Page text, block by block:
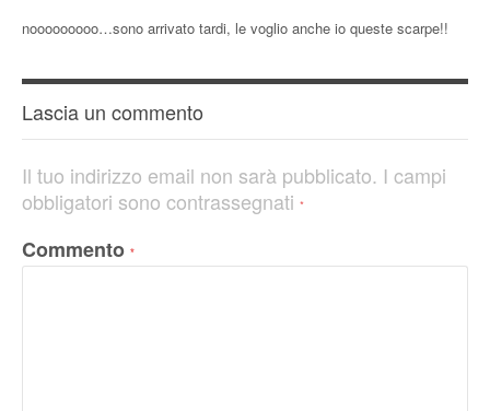
nooooooooo…sono arrivato tardi, le voglio anche io queste scarpe!!
Lascia un commento
Il tuo indirizzo email non sarà pubblicato. I campi
obbligatori sono contrassegnati *
Commento *